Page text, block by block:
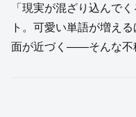
「現実が混ざり込んで
ト。可愛い単語が増え
面が近づく——そんな不